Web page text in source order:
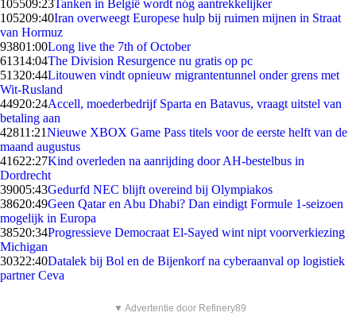
105509:23Tanken in België wordt nóg aantrekkelijker
105209:40Iran overweegt Europese hulp bij ruimen mijnen in Straat
van Hormuz
93801:00Long live the 7th of October
61314:04The Division Resurgence nu gratis op pc
51320:44Litouwen vindt opnieuw migrantentunnel onder grens met
Wit-Rusland
44920:24Accell, moederbedrijf Sparta en Batavus, vraagt uitstel van
betaling aan
42811:21Nieuwe XBOX Game Pass titels voor de eerste helft van de
maand augustus
41622:27Kind overleden na aanrijding door AH-bestelbus in
Dordrecht
39005:43Gedurfd NEC blijft overeind bij Olympiakos
38620:49Geen Qatar en Abu Dhabi? Dan eindigt Formule 1-seizoen
mogelijk in Europa
38520:34Progressieve Democraat El-Sayed wint nipt voorverkiezing
Michigan
30322:40Datalek bij Bol en de Bijenkorf na cyberaanval op logistiek
partner Ceva
▼ Advertentie door Refinery89